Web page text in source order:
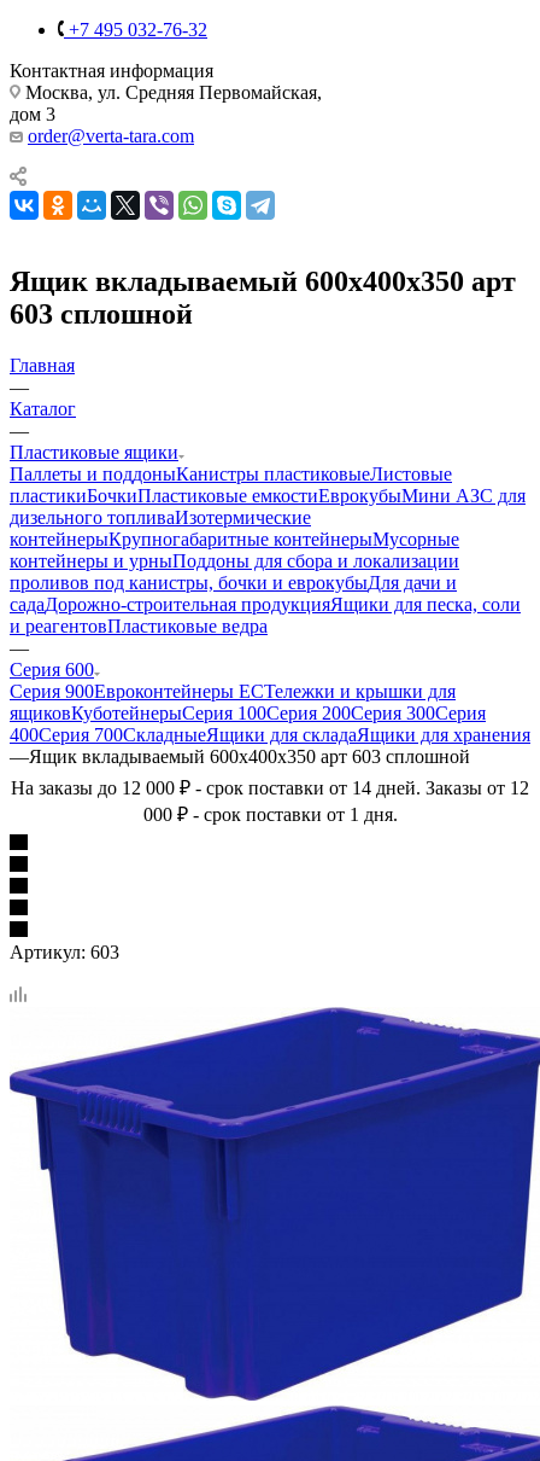
+7 495 032-76-32
Контактная информация
Москва, ул. Средняя Первомайская,
дом 3
order@verta-tara.com
Ящик вкладываемый 600х400х350 арт
603 сплошной
Главная
—
Каталог
—
Пластиковые ящики
Паллеты и поддоныКанистры пластиковыеЛистовые
пластикиБочкиПластиковые емкостиЕврокубыМини АЗС для
дизельного топливаИзотермические
контейнерыКрупногабаритные контейнерыМусорные
контейнеры и урныПоддоны для сбора и локализации
проливов под канистры, бочки и еврокубыДля дачи и
садаДорожно-строительная продукцияЯщики для песка, соли
и реагентовПластиковые ведра
—
Серия 600
Серия 900Евроконтейнеры ЕСТележки и крышки для
ящиковКуботейнерыСерия 100Серия 200Серия 300Серия
400Серия 700СкладныеЯщики для складаЯщики для хранения
—Ящик вкладываемый 600х400х350 арт 603 сплошной
На заказы до 12 000 ₽ - срок поставки от 14 дней. Заказы от 12
000 ₽ - срок поставки от 1 дня.
Артикул: 603